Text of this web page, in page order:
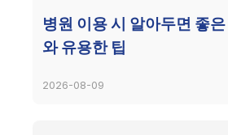
병원 이용 시 알아두면 좋
와 유용한 팁
2026-08-09